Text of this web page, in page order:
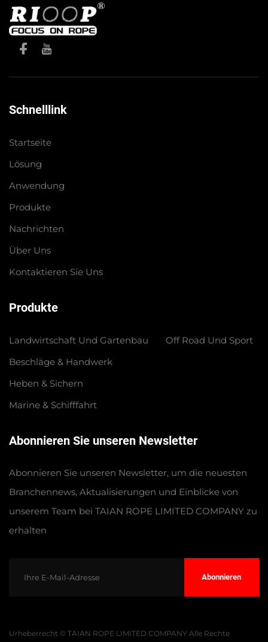
Schnelllink
Startseite
Lösung
Anwendung
Produkte
Nachrichten
Über Uns
Kontaktieren Sie Uns
Produkte
Landwirtschaft Und Gartenbau
Beschläge & Handwerk
Heben & Sichern
Marine & Schifffahrt
Off Road Und Sport
Abonnieren Sie unseren Newsletter
Abonnieren Sie unseren Newsletter, um die neuesten
Branchennews, Aktualisierungen und Einblicke von
unserem Team bei TAIAN ROPE LIMITED COMPANY zu
erhalten
Abonnieren
Urheberrecht © TAIAN ROPE LIMITED COMPANY Alle Rechte